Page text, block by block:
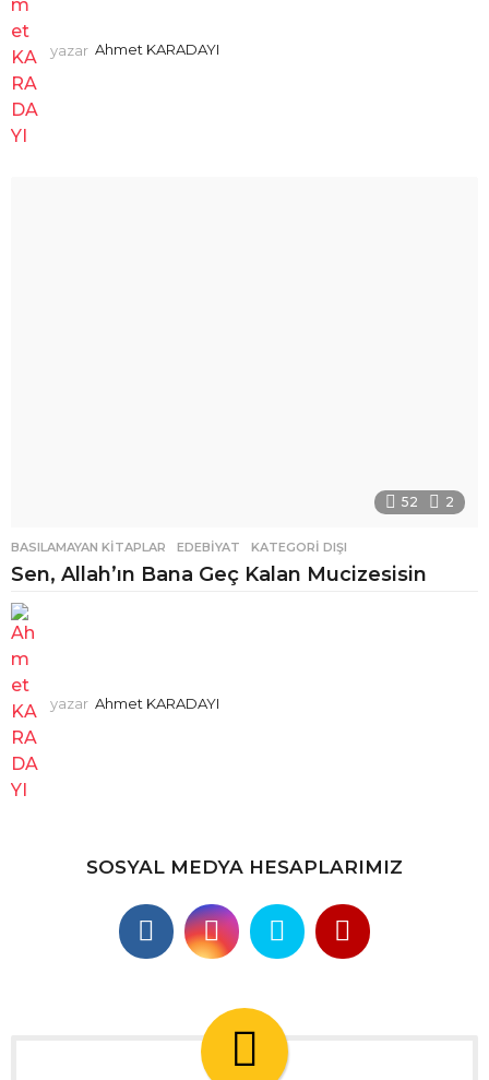
yazar Ahmet KARADAYI
52 2
BASILAMAYAN KITAPLAR ,EDEBIYAT ,KATEGORI DIŞI
Sen, Allah’ın Bana Geç Kalan Mucizesisin
yazar Ahmet KARADAYI
SOSYAL MEDYA HESAPLARIMIZ